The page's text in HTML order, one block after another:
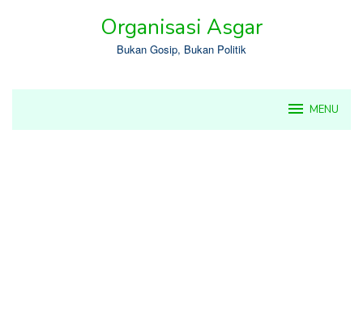
Organisasi Asgar
Bukan Gosip, Bukan Politik
MENU